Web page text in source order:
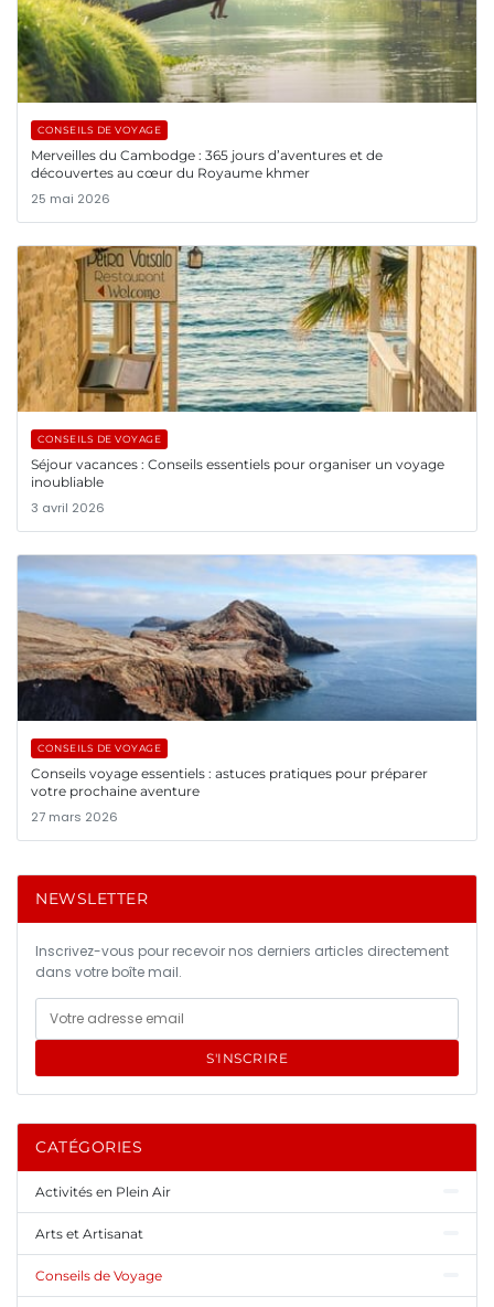
CONSEILS DE VOYAGE
Merveilles du Cambodge : 365 jours d’aventures et de
découvertes au cœur du Royaume khmer
25 mai 2026
CONSEILS DE VOYAGE
Séjour vacances : Conseils essentiels pour organiser un voyage
inoubliable
3 avril 2026
CONSEILS DE VOYAGE
Conseils voyage essentiels : astuces pratiques pour préparer
votre prochaine aventure
27 mars 2026
NEWSLETTER
Inscrivez-vous pour recevoir nos derniers articles directement
dans votre boîte mail.
S'INSCRIRE
CATÉGORIES
Activités en Plein Air
Arts et Artisanat
Conseils de Voyage